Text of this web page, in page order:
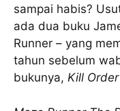
sampai habis?
ada dua buku
Runner – yang
tahun sebelum
bukunya, Kill Order